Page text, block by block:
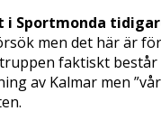
i Sportmonda
men det här är
faktiskt består
av Kalmar men